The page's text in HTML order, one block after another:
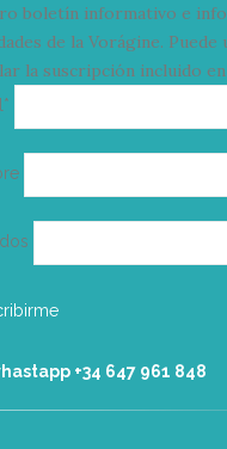
boletín informativo e
de la Vorágine. Puede
la suscripción incluido
electrónico
+34 ‭647 961 848‬